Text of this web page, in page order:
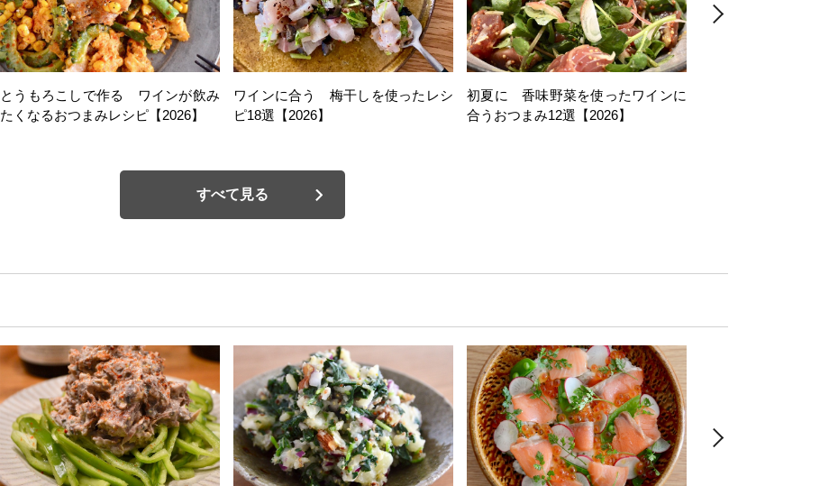
とうもろこしで作る ワインが飲み
たくなるおつまみレシピ【2026】
ワインに合う 梅干しを使ったレシ
ピ18選【2026】
初夏に 香味野菜を使ったワインに
合うおつまみ12選【2026】
すべて見る